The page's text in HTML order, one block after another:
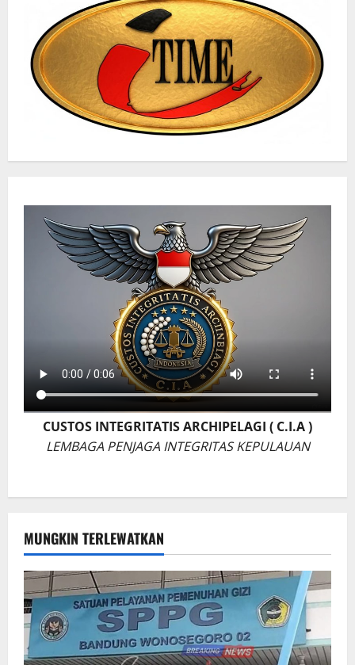
CUSTOS INTEGRITATIS ARCHIPELAGI ( C.I.A )
LEMBAGA PENJAGA INTEGRITAS KEPULAUAN
MUNGKIN TERLEWATKAN